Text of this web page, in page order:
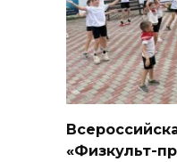
«Физкульт-